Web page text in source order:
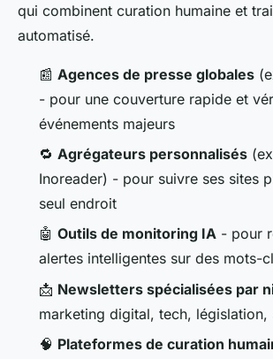
qui combinent curation humaine et
automatisé.
📰 Agences de presse globales
- pour une couverture rapide et
événements majeurs
🔁 Agrégateurs personnalisés
Inoreader) - pour suivre ses sites
seul endroit
🤖 Outils de monitoring IA - pour
alertes intelligentes sur des mots-
📩 Newsletters spécialisées par
marketing digital, tech, législation,
🧠 Plateformes de curation